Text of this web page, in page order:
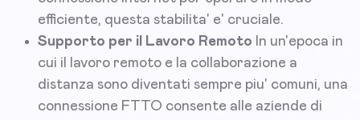
efficiente, questa stabilita' e' cruciale.
Supporto per il Lavoro Remoto In un'epoca in
cui il lavoro remoto e la collaborazione a
distanza sono diventati sempre piu' comuni, una
connessione FTTO consente alle aziende di